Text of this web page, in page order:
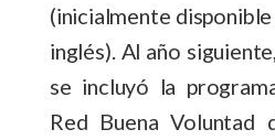
(inicialmente
inglés). Al año
se incluyó la
Red Buena Voluntad